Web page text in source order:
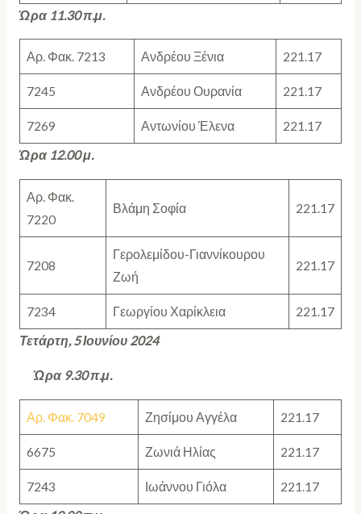
Ώρα 11.30 π.μ.
Αρ. Φακ. 7213 Ανδρέου Ξένια 221.17
7245 Ανδρέου Ουρανία 221.17
7269 Αντωνίου Έλενα
221.17
Ώρα 12.00 μ.
Αρ. Φακ.
7220
Βλάμη Σοφία 221.17
7208
Γερολεμίδου-Γιαννίκουρου
Ζωή
221.17
7234 Γεωργίου Χαρίκλεια
221.17
Τετάρτη, 5 Ιουνίου 2024
Ώρα 9.30 π.μ.
Αρ. Φακ. 7049 Ζησίμου Αγγέλα 221.17
6675 Ζωνιά Ηλίας 221.17
7243 Ιωάννου Γιόλα
221.17